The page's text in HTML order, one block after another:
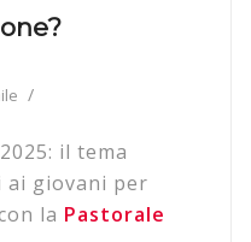
/
il tema
ai giovani per
la Pastorale